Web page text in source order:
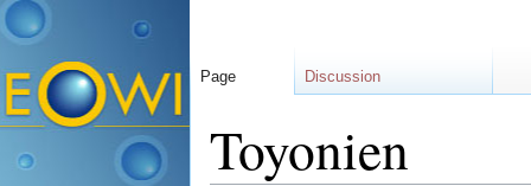
Toyonien
Page Discussion